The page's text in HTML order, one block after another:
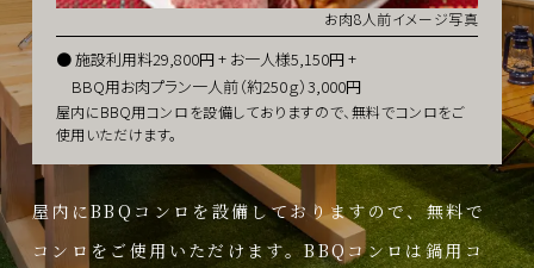
お肉8人前イメージ写真
施設利⽤料29,800円 + お一人様5,150円 +
BBQ用お肉プラン一人前（約250ｇ）3,000円
屋内にBBQ用コンロを設備しておりますので、無料でコンロをご
使用いただけます。
屋内にBBQコンロを設備しておりますので、無料で
コンロをご使⽤いただけます。BBQコンロは鍋⽤コ